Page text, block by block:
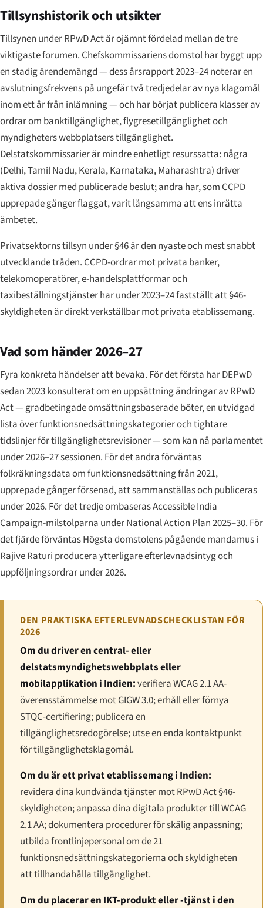
Tillsynshistorik och utsikter
Tillsynen under RPwD Act är ojämnt fördelad mellan de tre
viktigaste forumen. Chefskommissariens domstol har byggt upp
en stadig ärendemängd — dess årsrapport 2023–24 noterar en
avslutningsfrekvens på ungefär två tredjedelar av nya klagomål
inom ett år från inlämning — och har börjat publicera klasser av
ordrar om banktillgänglighet, flygresetillgänglighet och
myndigheters webbplatsers tillgänglighet.
Delstatskommissarier är mindre enhetligt resurssatta: några
(Delhi, Tamil Nadu, Kerala, Karnataka, Maharashtra) driver
aktiva dossier med publicerade beslut; andra har, som CCPD
upprepade gånger flaggat, varit långsamma att ens inrätta
ämbetet.
Privatsektorns tillsyn under §46 är den nyaste och mest snabbt
utvecklande tråden. CCPD-ordrar mot privata banker,
telekomoperatörer, e-handelsplattformar och
taxibeställningstjänster har under 2023–24 fastställt att §46-
skyldigheten är direkt verkställbar mot privata etablissemang.
Vad som händer 2026–27
Fyra konkreta händelser att bevaka. För det första har DEPwD
sedan 2023 konsulterat om en uppsättning ändringar av RPwD
Act — gradbetingade omsättningsbaserade böter, en utvidgad
lista över funktionsnedsättningskategorier och tightare
tidslinjer för tillgänglighetsrevisioner — som kan nå parlamentet
under 2026–27 sessionen. För det andra förväntas
folkräkningsdata om funktionsnedsättning från 2021,
upprepade gånger försenad, att sammanställas och publiceras
under 2026. För det tredje ombaseras Accessible India
Campaign-milstolparna under National Action Plan 2025–30. För
det fjärde förväntas Högsta domstolens pågående mandamus i
Rajive Raturi producera ytterligare efterlevnadsintyg och
uppföljningsordrar under 2026.
DEN PRAKTISKA EFTERLEVNADSCHECKLISTAN FÖR
2026
Om du driver en central- eller
delstatsmyndighetswebbplats eller
mobilapplikation i Indien:verifiera WCAG 2.1 AA-
överensstämmelse mot GIGW 3.0; erhåll eller förnya
STQC-certifiering; publicera en
tillgänglighetsredogörelse; utse en enda kontaktpunkt
för tillgänglighetsklagomål.
Om du är ett privat etablissemang i Indien:
revidera dina kundvända tjänster mot RPwD Act §46-
skyldigheten; anpassa dina digitala produkter till WCAG
2.1 AA; dokumentera procedurer för skälig anpassning;
utbilda frontlinjepersonal om de 21
funktionsnedsättningskategorierna och skyldigheten
att tillhandahålla tillgänglighet.
Om du placerar en IKT-produkt eller -tjänst i den